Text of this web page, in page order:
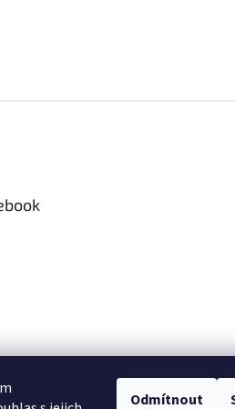
Odmítnout
Formuláře